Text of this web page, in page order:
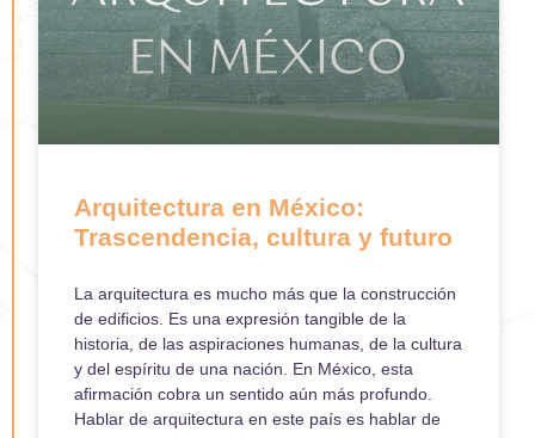
Arquitectura en México:
Trascendencia, cultura y futuro
La arquitectura es mucho más que la construcción
de edificios. Es una expresión tangible de la
historia, de las aspiraciones humanas, de la cultura
y del espíritu de una nación. En México, esta
afirmación cobra un sentido aún más profundo.
Hablar de arquitectura en este país es hablar de